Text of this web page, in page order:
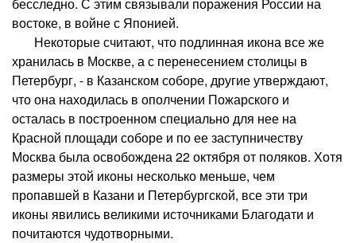
востоке, в войне с Японией.
Некоторые считают, что подлинная икона все же
хранилась в Москве, а с перенесением столицы в
Петербург, - в Казанском соборе, другие утверждают,
что она находилась в ополчении Пожарского и
осталась в построенном специально для нее на
Красной площади соборе и по ее заступничеству
Москва была освобождена 22 октября от поляков. Хотя
размеры этой иконы несколько меньше, чем
пропавшей в Казани и Петербургской, все эти три
иконы явились великими источниками Благодати и
почитаются чудотворными.